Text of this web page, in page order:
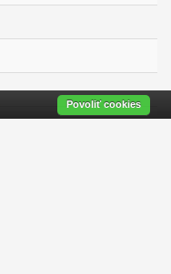
Povoliť cookies